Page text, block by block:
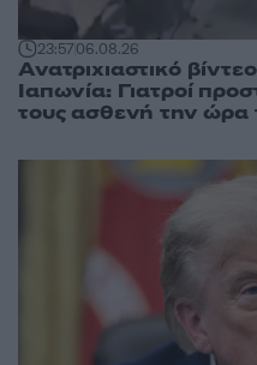
23:5706.08.26
Ανατριχιαστικό
Ιαπωνία: Γιατροί
τους ασθενή την ώρα